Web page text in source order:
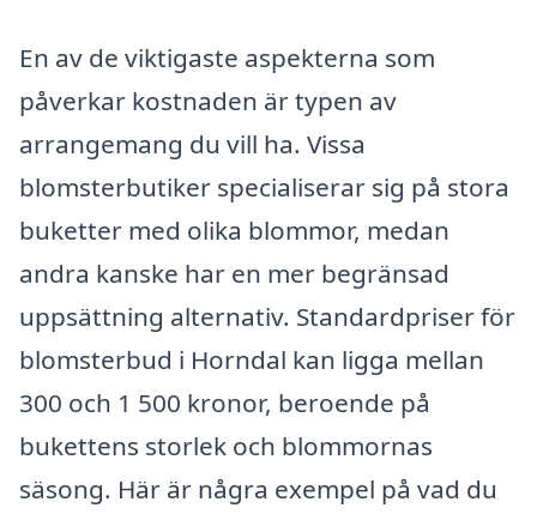
En av de viktigaste aspekterna som
påverkar kostnaden är typen av
arrangemang du vill ha. Vissa
blomsterbutiker specialiserar sig på stora
buketter med olika blommor, medan
andra kanske har en mer begränsad
uppsättning alternativ. Standardpriser för
blomsterbud i Horndal kan ligga mellan
300 och 1 500 kronor, beroende på
bukettens storlek och blommornas
säsong. Här är några exempel på vad du